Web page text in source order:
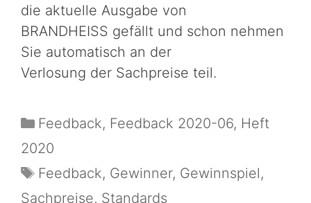
die aktuelle Ausgabe von
BRANDHEISS gefällt und schon nehmen
Sie automatisch an der
Verlosung der Sachpreise teil.
Feedback, Feedback 2020-06, Heft
2020
Feedback, Gewinner, Gewinnspiel,
Sachpreise, Standards